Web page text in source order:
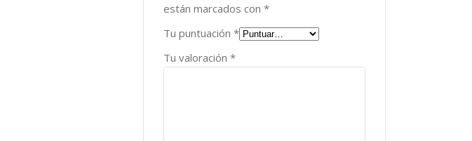
están marcados con *
Tu puntuación *
Tu valoración *